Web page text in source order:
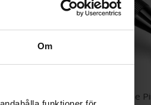
Om
GSW Hobby Drill Fine